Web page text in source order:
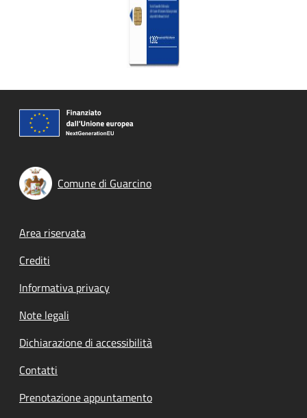
Comune di Guarcino
Footer menu
Area riservata
Crediti
Informativa privacy
Note legali
Dichiarazione di accessibilità
Contatti
Prenotazione appuntamento